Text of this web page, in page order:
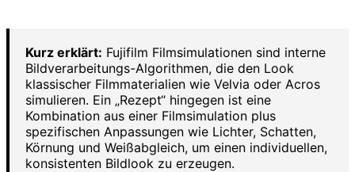
Kurz erklärt: Fujifilm Filmsimulationen sind interne
Bildverarbeitungs-Algorithmen, die den Look
klassischer Filmmaterialien wie Velvia oder Acros
simulieren. Ein „Rezept“ hingegen ist eine
Kombination aus einer Filmsimulation plus
spezifischen Anpassungen wie Lichter, Schatten,
Körnung und Weißabgleich, um einen individuellen,
konsistenten Bildlook zu erzeugen.